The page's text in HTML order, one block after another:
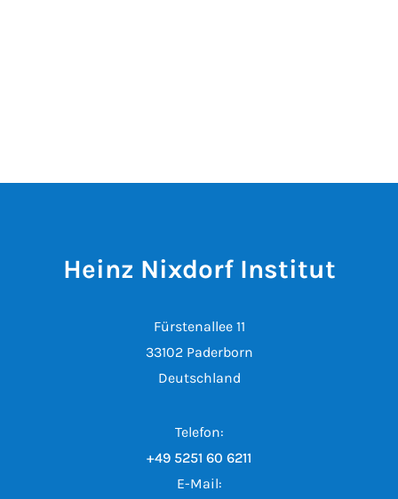
Heinz Nixdorf Institut
Fürstenallee 11
33102 Paderborn
Deutschland
Telefon:
+49 5251 60 6211
E-Mail: